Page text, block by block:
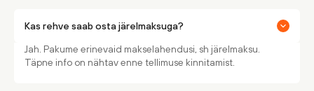
Kas rehve saab osta järelmaksuga?
Jah. Pakume erinevaid makselahendusi, sh järelmaksu.
Täpne info on nähtav enne tellimuse kinnitamist.